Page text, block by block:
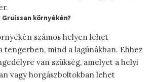
környékén?
számos helyen lehet
tengerben, mind a lagúnákban. Ehhez
van szükség, amelyet a helyi
vagy horgászboltokban lehet